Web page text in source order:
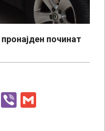
починат
Telegram
Viber